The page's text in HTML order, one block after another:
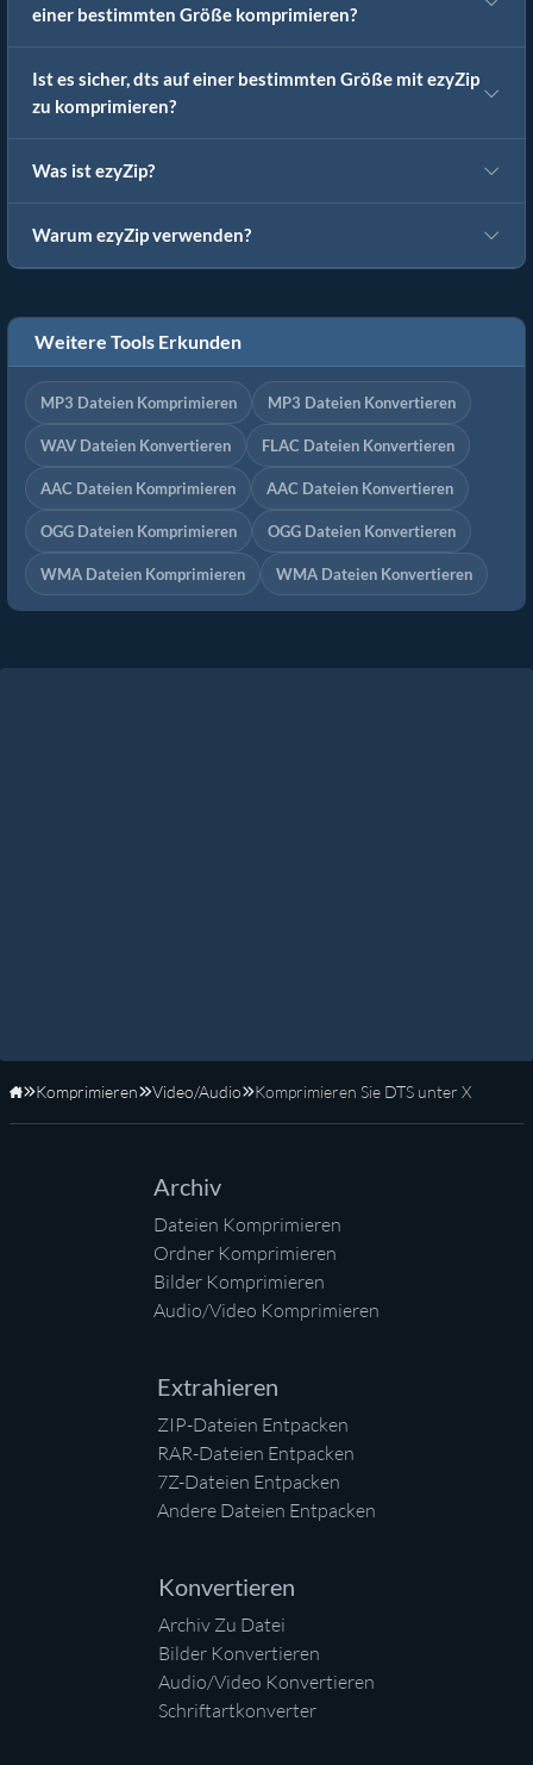
einer bestimmten Größe komprimieren?
Ist es sicher, dts auf einer bestimmten Größe mit ezyZip
zu komprimieren?
Was ist ezyZip?
Warum ezyZip verwenden?
Weitere Tools Erkunden
MP3 Dateien Komprimieren MP3 Dateien Konvertieren
WAV Dateien Konvertieren FLAC Dateien Konvertieren
AAC Dateien Komprimieren AAC Dateien Konvertieren
OGG Dateien Komprimieren OGG Dateien Konvertieren
WMA Dateien Komprimieren WMA Dateien Konvertieren
Startseite
Komprimieren Video/Audio Komprimieren Sie DTS unter X
Archiv
Dateien Komprimieren
Ordner Komprimieren
Bilder Komprimieren
Audio/Video Komprimieren
Extrahieren
ZIP-Dateien Entpacken
RAR-Dateien Entpacken
7Z-Dateien Entpacken
Andere Dateien Entpacken
Konvertieren
Archiv Zu Datei
Bilder Konvertieren
Audio/Video Konvertieren
Schriftartkonverter